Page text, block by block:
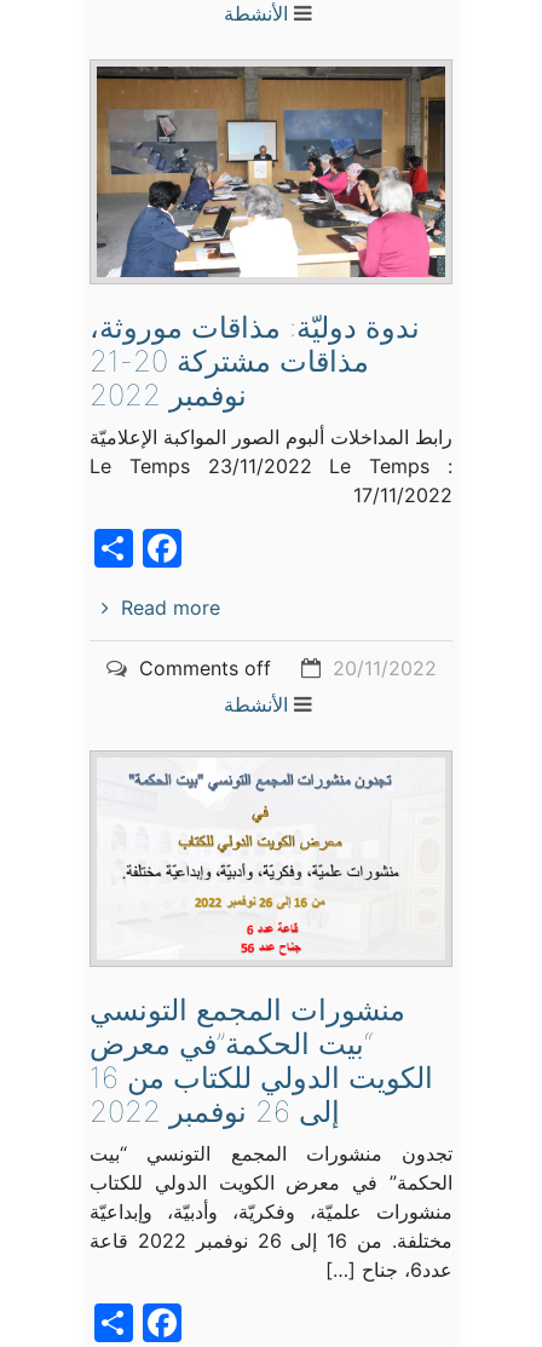
الأنشطة
ندوة دوليّة: مذاقات موروثة،
مذاقات مشتركة 20-21
نوفمبر 2022
رابط المداخلات ألبوم الصور المواكبة الإعلاميّة
Le Temps 23/11/2022 Le Temps :
17/11/2022
Read more
20/11/2022
Comments off
الأنشطة
منشورات المجمع التونسي
“بيت الحكمة”في معرض
الكويت الدولي للكتاب من 16
إلى 26 نوفمبر 2022
تجدون منشورات المجمع التونسي “بيت
الحكمة” في معرض الكويت الدولي للكتاب
منشورات علميّة، وفكريّة، وأدبيّة، وإبداعيّة
مختلفة. من 16 إلى 26 نوفمبر 2022 قاعة
عدد6، جناح […]